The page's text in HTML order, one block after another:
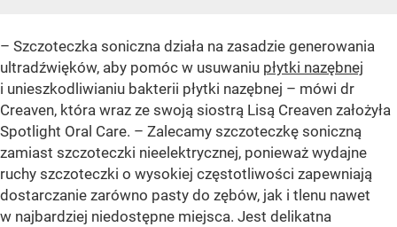
– Szczoteczka soniczna działa na zasadzie generowania
ultradźwięków, aby pomóc w usuwaniu płytki nazębnej
i unieszkodliwianiu bakterii płytki nazębnej – mówi dr
Creaven, która wraz ze swoją siostrą Lisą Creaven założyła
Spotlight Oral Care. – Zalecamy szczoteczkę soniczną
zamiast szczoteczki nieelektrycznej, ponieważ wydajne
ruchy szczoteczki o wysokiej częstotliwości zapewniają
dostarczanie zarówno pasty do zębów, jak i tlenu nawet
w najbardziej niedostępne miejsca. Jest delikatna